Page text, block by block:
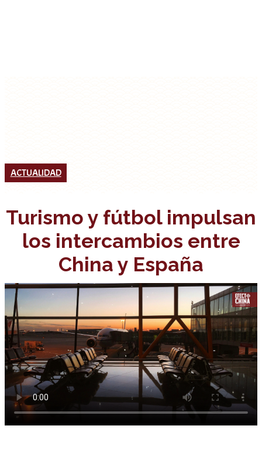
ACTUALIDAD
Turismo y fútbol impulsan
los intercambios entre
China y España